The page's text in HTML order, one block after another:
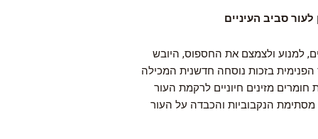
סביב העיניים
למנוע ולצמצם את החספוס, היובש
בזכות נוסחה חדשנית המכילה
חומרים מזינים חיוניים לרקמת העור
מסתימת הנקבוביות והכבדה על העור